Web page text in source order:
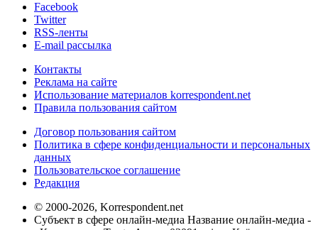
Facebook
Twitter
RSS-ленты
E-mail рассылка
Контакты
Реклама на сайте
Использование материалов korrespondent.net
Правила пользования сайтом
Договор пользования сайтом
Политика в сфере конфиденциальности и персональных
данных
Пользовательское соглашение
Редакция
© 2000-2026, Korrespondent.net
Субъект в сфере онлайн-медиа Название онлайн-медиа -